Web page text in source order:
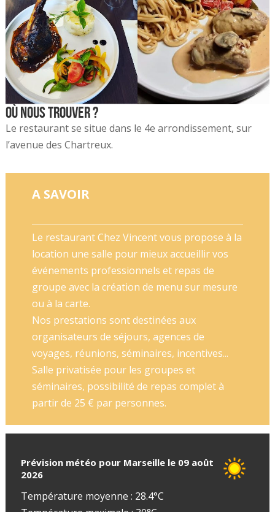
Où nous trouver ?
Le restaurant se situe dans le 4e arrondissement, sur
l’avenue des Chartreux.
A SAVOIR
Le restaurant Chez Vincent vous propose à la
location une salle pour mieux accueillir vos
événements professionnels et repas de
groupe avec la création de menu sur mesure
ou à la carte.
Nos prestations sont destinées aux
organisateurs de séjours, agences de
voyages, réunions, séminaires, incentives...
Salle privatisée pour les groupes et
séminaires, possibilité de repas complet à
partir de 25 € par personnes.
Prévision météo pour Marseille le 09 août
2026
Température moyenne : 28.4°C